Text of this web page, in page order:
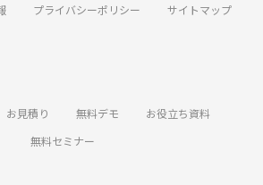
プライバシーポリシー サイトマップ
お見積り 無料デモ
お役立ち資料
無料セミナー